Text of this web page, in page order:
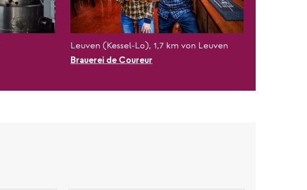
Leuven (Kessel-Lo), 1,7 km von Leuven
Brauerei de Coureur